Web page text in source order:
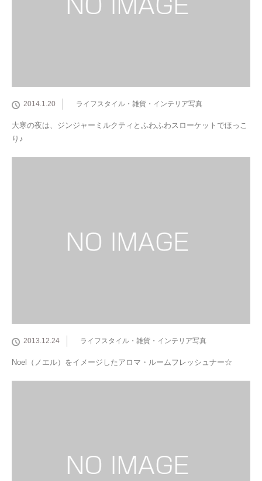
2014.1.20 ライフスタイル・雑貨・インテリア写真
大寒の夜は、ジンジャーミルクティとふわふわスローケットでほっこ
り♪
2013.12.24 ライフスタイル・雑貨・インテリア写真
Noel（ノエル）をイメージしたアロマ・ルームフレッシュナー☆